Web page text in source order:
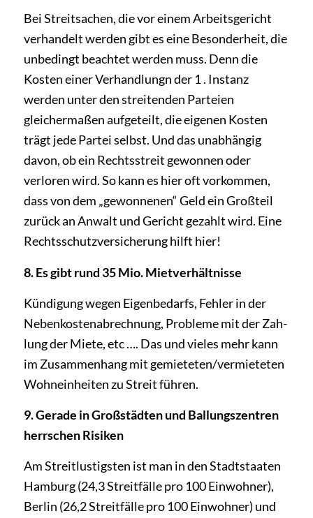
Bei Streitsachen, die vor einem Arbeitsgericht
verhandelt werden gibt es eine Besonderheit, die
unbedingt beachtet werden muss. Denn die
Kosten einer Verhandlungn der 1 . Instanz
werden unter den streitenden Parteien
gleichermaßen aufgeteilt, die eigenen Kosten
trägt jede Partei selbst. Und das unabhängig
davon, ob ein Rechtsstreit gewonnen oder
verloren wird. So kann es hier oft vorkommen,
dass von dem „gewonnenen“ Geld ein Großteil
zurück an Anwalt und Gericht gezahlt wird. Eine
Rechtsschutzversicherung hilft hier!
8. Es gibt rund 35 Mio. Mietverhältnisse
Kündigung wegen Eigenbedarfs, Fehler in der
Nebenkostenabrechnung, Probleme mit der Zah­
lung der Miete, etc …. Das und vieles mehr kann
im Zusammenhang mit gemieteten/vermieteten
Wohneinheiten zu Streit führen.
9. Gerade in Großstädten und Ballungszentren
herrschen Risiken
Am Streitlustigsten ist man in den Stadtstaaten
Hamburg (24,3 Streitfälle pro 100 Einwohner),
Berlin (26,2 Streitfälle pro 100 Einwohner) und